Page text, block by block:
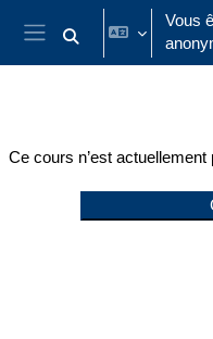
Passer au contenu principal
Panneau latéral
Activer/désactiver la
Vous
Ce cours n’est